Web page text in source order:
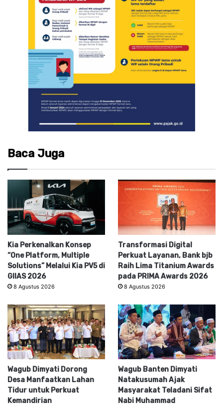
Baca Juga
Kia Perkenalkan Konsep
“One Platform, Multiple
Solutions” Melalui Kia PV5 di
GIIAS 2026
8 Agustus 2026
Transformasi Digital
Perkuat Layanan, Bank bjb
Raih Lima Titanium Awards
pada PRIMA Awards 2026
8 Agustus 2026
Wagub Dimyati Dorong
Desa Manfaatkan Lahan
Tidur untuk Perkuat
Kemandirian
Wagub Banten Dimyati
Natakusumah Ajak
Masyarakat Teladani Sifat
Nabi Muhammad